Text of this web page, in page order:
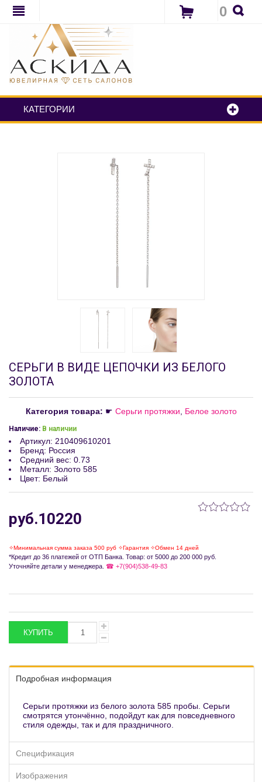
0
КАТЕГОРИИ
СЕРЬГИ В ВИДЕ ЦЕПОЧКИ ИЗ БЕЛОГО
ЗОЛОТА
Категория товара: ☛ Серьги протяжки Белое золото
Наличие: В наличии
Артикул: 210409610201
Бренд: Россия
Средний вес: 0.73
Металл: Золото 585
Цвет: Белый
руб.10220
✧Минимальная сумма заказа 500 руб ✧Гарантия ✧Обмен 14 дней
*Кредит до 36 платежей от ОТП Банка. Товар: от 5000 до 200 000 руб.
Уточняйте детали у менеджера. ☎ +7(904)538-49-83
Подробная информация
Серьги протяжки из белого золота 585 пробы. Серьги
смотрятся утончённо, подойдут как для повседневного
стиля одежды, так и для праздничного.
Спецификация
Изображения